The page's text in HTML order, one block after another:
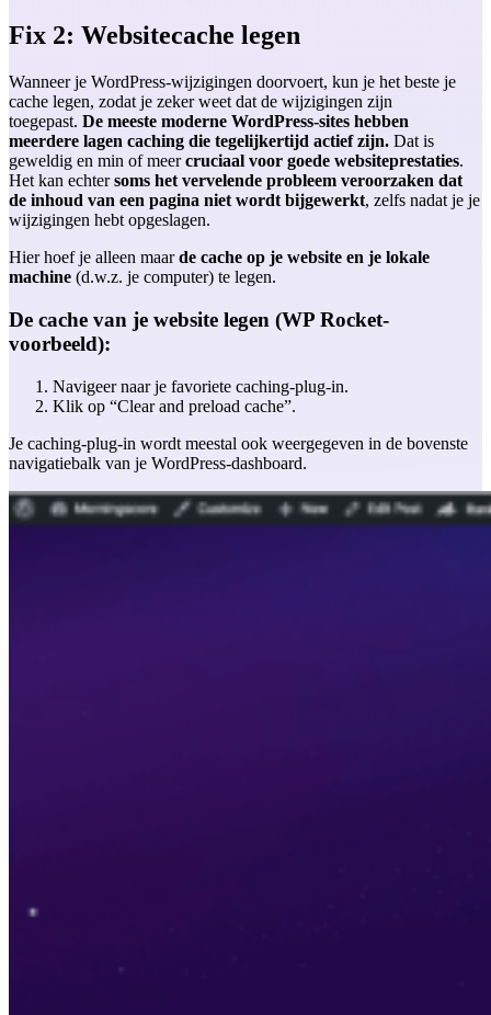
Fix 2: Websitecache legen
Wanneer je WordPress-wijzigingen doorvoert, kun je het beste je
cache legen, zodat je zeker weet dat de wijzigingen zijn
toegepast. De meeste moderne WordPress-sites hebben
meerdere lagen caching die tegelijkertijd actief zijn. Dat is
geweldig en min of meercruciaal voor goede websiteprestaties.
Het kan echtersoms het vervelende probleem veroorzaken dat
de inhoud van een pagina niet wordt bijgewerkt, zelfs nadat je je
wijzigingen hebt opgeslagen.
Hier hoef je alleen maarde cache op je website en je lokale
machine (d.w.z. je computer) te legen.
De cache van je website legen (WP Rocket-
voorbeeld):
Navigeer naar je favoriete caching-plug-in.
Klik op “Clear and preload cache”.
Je caching-plug-in wordt meestal ook weergegeven in de bovenste
navigatiebalk van je WordPress-dashboard.